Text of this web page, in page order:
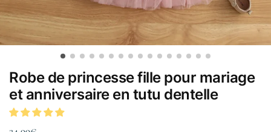
Robe de princesse fille pour mariage
et anniversaire en tutu dentelle